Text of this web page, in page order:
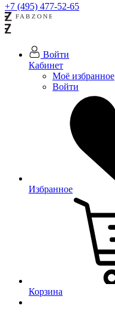
+7 (495) 477-52-65
Войти
Кабинет
Моё избранное
Войти
Избранное
Корзина